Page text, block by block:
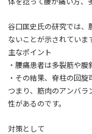
谷口匡史氏の研究では、
ないことが示されていま
主なポイント
・腰痛患者は多裂筋や腹
・その結果、脊柱の回
つまり、筋肉のアンバラ
性があるのです。
対策として